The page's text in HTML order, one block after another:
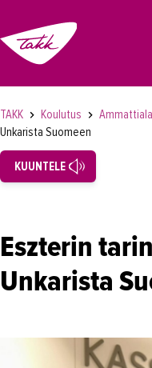
Koulutukset
Lyhytkurssit,
Ammattialat
Asioimis-
TAKK Koulutus
Unkarista Suomeen
KUUNTELE
Eszterin
Unkarista